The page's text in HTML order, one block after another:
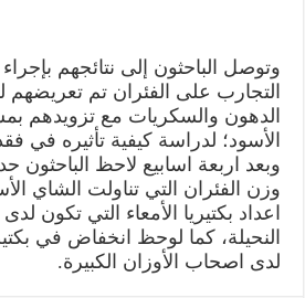
وتوصل الباحثون إلى نتائجهم
التجارب على الفئران تم
الدهون والسكريات مع تزويدهم
الأسود؛ لدراسة كيفية تأثيره في
وبعد اربعة اسابيع لاحظ
وزن الفئران التي تناولت الشاي
اعداد بكتيريا الأمعاء التي تكون
النحيلة، كما لوحظ انخفاض في
لدى اصحاب الأوزان الكبيرة.